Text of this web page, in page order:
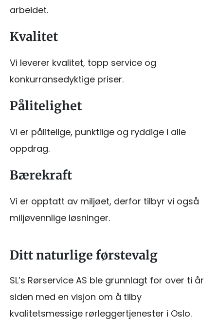
arbeidet.
Kvalitet
Vi leverer kvalitet, topp service og
konkurransedyktige priser.
Pålitelighet
Vi er pålitelige, punktlige og ryddige i alle
oppdrag.
Bærekraft
Vi er opptatt av miljøet, derfor tilbyr vi også
miljøvennlige løsninger.
Ditt naturlige førstevalg
SL’s Rørservice AS ble grunnlagt for over ti år
siden med en visjon om å tilby
kvalitetsmessige rørleggertjenester i Oslo.